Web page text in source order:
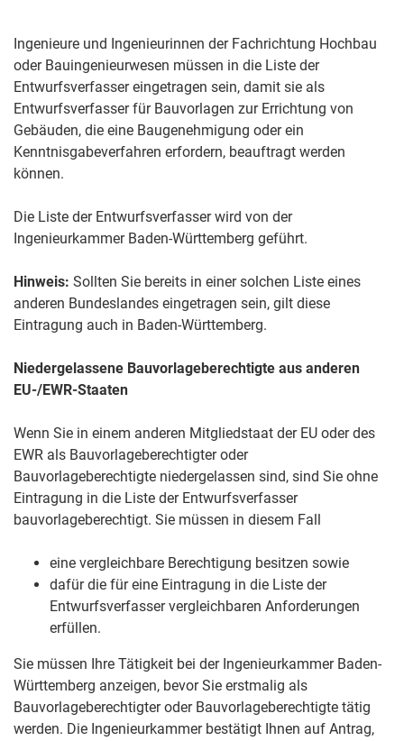
Ingenieure und Ingenieurinnen der Fachrichtung Hochbau
oder Bauingenieurwesen müssen in die Liste der
Entwurfsverfasser eingetragen sein, damit sie als
Entwurfsverfasser für Bauvorlagen zur Errichtung von
Gebäuden, die eine Baugenehmigung oder ein
Kenntnisgabeverfahren erfordern, beauftragt werden
können.
Die Liste der Entwurfsverfasser wird von der
Ingenieurkammer Baden-Württemberg geführt.
Hinweis: Sollten Sie bereits in einer solchen Liste eines
anderen Bundeslandes eingetragen sein, gilt diese
Eintragung auch in Baden-Württemberg.
Niedergelassene Bauvorlageberechtigte aus anderen
EU-/EWR-Staaten
Wenn Sie in einem anderen Mitgliedstaat der EU oder des
EWR als Bauvorlageberechtigter oder
Bauvorlageberechtigte niedergelassen sind, sind Sie ohne
Eintragung in die Liste der Entwurfsverfasser
bauvorlageberechtigt. Sie müssen in diesem Fall
eine vergleichbare Berechtigung besitzen sowie
dafür die für eine Eintragung in die Liste der
Entwurfsverfasser vergleichbaren Anforderungen
erfüllen.
Sie müssen Ihre Tätigkeit bei der Ingenieurkammer Baden-
Württemberg anzeigen, bevor Sie erstmalig als
Bauvorlageberechtigter oder Bauvorlageberechtigte tätig
werden. Die Ingenieurkammer bestätigt Ihnen auf Antrag,